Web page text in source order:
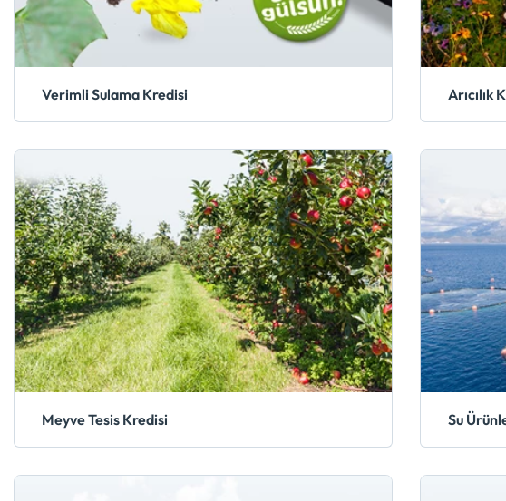
Verimli Sulama Kredisi Arıcılık
Meyve Tesis Kredisi Su